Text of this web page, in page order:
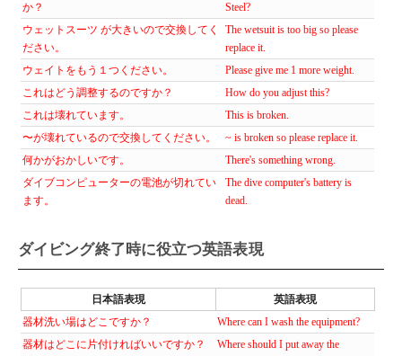
か？
Steel?
ウェットスーツ が大きいので交換してく
ださい。
The wetsuit is too big so please
replace it.
ウェイトをもう１つください。
Please give me 1 more weight.
これはどう調整するのですか？
How do you adjust this?
これは壊れています。
This is broken.
〜が壊れているので交換してください。
~ is broken so please replace it.
何かがおかしいです。
There's something wrong.
ダイブコンピューターの電池が切れてい
ます。
The dive computer's battery is
dead.
ダイビング終了時に役立つ英語表現
日本語表現
英語表現
器材洗い場はどこですか？
Where can I wash the equipment?
器材はどこに片付ければいいですか？
Where should I put away the